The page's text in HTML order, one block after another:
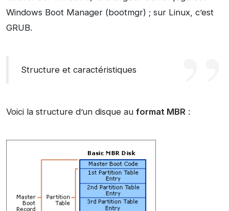
Windows Boot Manager (bootmgr) ; sur Linux, c’est
GRUB.
Structure et caractéristiques
Voici la structure d’un disque au format MBR :